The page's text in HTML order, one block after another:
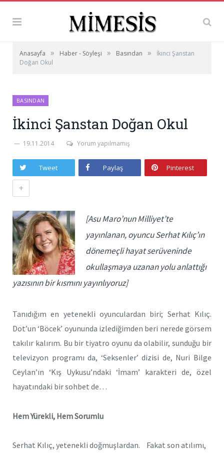
Anasayfa » Haber - Söyleşi » Basından »
İkinci Şanstan
Doğan Okul
BASINDAN
İkinci Şanstan Doğan Okul
19.11.2014 Yorum yapılmamış
Tweet Paylaş Pinterest
+
[Asu Maro’nun Milliyet’te
yayınlanan, oyuncu Serhat Kılıç’ın
dönemeçli hayat serüveninde
okullaşmaya uzanan yolu anlattığı
yazısının bir kısmını yayınlıyoruz]
Tanıdığım en yetenekli oyunculardan biri; Serhat Kılıç.
Dot’un ‘Böcek’ oyununda izlediğimden beri nerede görsem
takılır kalırım. Bu bir tiyatro oyunu da olabilir, sunduğu bir
televizyon programı da, ‘Seksenler’ dizisi de, Nuri Bilge
Ceylan’ın ‘Kış Uykusu’ndaki ‘İmam’ karakteri de, özel
hayatındaki bir sohbet de…
Hem Yürekli, Hem Sorumlu
Serhat Kılıç, yetenekli doğmuşlardan. Fakat son atılımı,